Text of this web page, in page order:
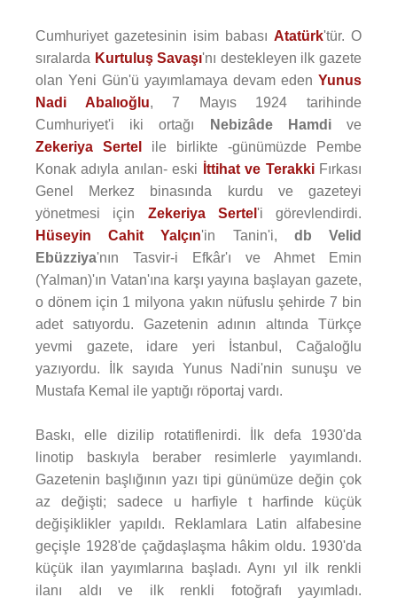
Cumhuriyet gazetesinin isim babası Atatürk'tür. O
sıralarda Kurtuluş Savaşı'nı destekleyen ilk gazete
olan Yeni Gün'ü yayımlamaya devam eden Yunus
Nadi Abalıoğlu, 7 Mayıs 1924 tarihinde
Cumhuriyet'i iki ortağı
Nebizâde Hamdive
Zekeriya Sertel
ile birlikte -günümüzde Pembe
Konak adıyla anılan- eski
İttihat ve TerakkiFırkası
Genel Merkez binasında kurdu ve gazeteyi
yönetmesi için Zekeriya Sertel 'i görevlendirdi.
Hüseyin Cahit Yalçın'in Tanin'i, db Velid
Ebüzziya'nın Tasvir-i Efkâr'ı ve Ahmet Emin
(Yalman)'ın Vatan'ına karşı yayına başlayan gazete,
o dönem için 1 milyona yakın nüfuslu şehirde 7 bin
adet satıyordu. Gazetenin adının altında Türkçe
yevmi gazete, idare yeri İstanbul, Cağaloğlu
yazıyordu. İlk sayıda Yunus Nadi'nin sunuşu ve
Mustafa Kemal ile yaptığı röportaj vardı.
Baskı, elle dizilip rotatiflenirdi. İlk defa 1930'da
linotip baskıyla beraber resimlerle yayımlandı.
Gazetenin başlığının yazı tipi günümüze değin çok
az değişti; sadece u harfiyle t harfinde küçük
değişiklikler yapıldı. Reklamlara Latin alfabesine
geçişle 1928'de çağdaşlaşma hâkim oldu. 1930'da
küçük ilan yayımlarına başladı. Aynı yıl ilk renkli
ilanı aldı ve ilk renkli fotoğrafı yayımladı.